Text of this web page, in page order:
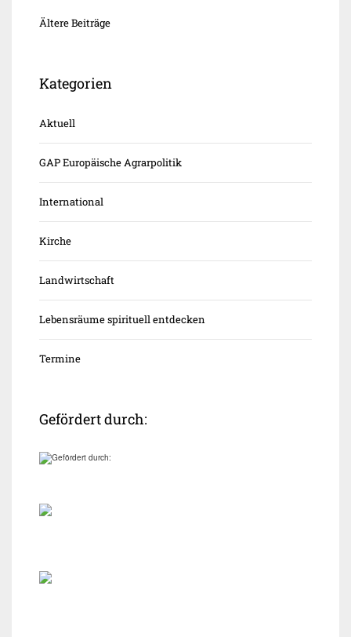
Ältere Beiträge
Kategorien
Aktuell
GAP Europäische Agrarpolitik
International
Kirche
Landwirtschaft
Lebensräume spirituell entdecken
Termine
Gefördert durch: